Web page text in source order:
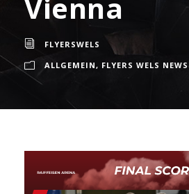
Vienna
FLYERSWELS
ALLGEMEIN, FLYERS WELS NEWS